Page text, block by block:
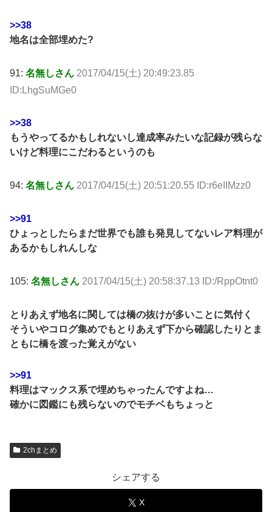
>>38
地名は全部埋めた?
91: 名無しさん 2017/04/15(土) 20:49:23.85
ID:LhgSuMGe0
>>38
もうやってるかもしれないし達成率みたいな記録が残らな
いけど料理にこだわるというのも
94: 名無しさん 2017/04/15(土) 20:51:20.55 ID:r6eIIMzz0
>>91
ひょっとしたらまだ世界でも誰も発見してないレア料理が
あるかもしれんしな
105: 名無しさん 2017/04/15(土) 20:58:37.13 ID:/RppOtnt0
とりあえず地名に関しては橋の抜けが多いことに気付く
そういやコログ集めでもとりあえず下から確認したりとま
ともに橋を渡った覚えがない
>>91
料理はマックス系で埋めちゃったんですよね…
確かに図鑑にも残らないのでモチベもちょっと
2chまとめ
シェアする
X